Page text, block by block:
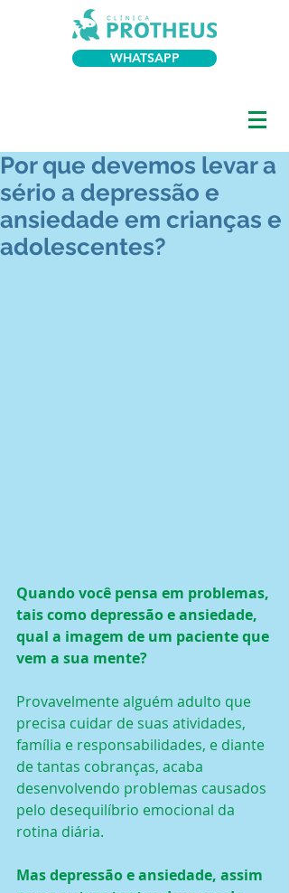
WHATSAPP
Por que devemos levar a
sério a depressão e
ansiedade em crianças e
adolescentes?
Quando você pensa em problemas,
tais como depressão e ansiedade,
qual a imagem de um paciente que
vem a sua mente?
Provavelmente alguém adulto que
precisa cuidar de suas atividades,
família e responsabilidades, e diante
de tantas cobranças, acaba
desenvolvendo problemas causados
pelo desequilíbrio emocional da
rotina diária.
Mas depressão e ansiedade, assim